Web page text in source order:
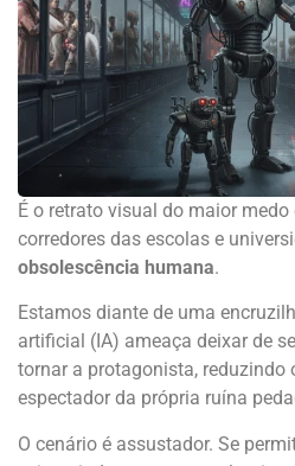
É o retrato visual do maior
corredores das escolas e
obsolescência humana.
Estamos diante de uma
artificial (IA) ameaça deixar de
tornar a protagonista, reduzindo
espectador da própria ruína
O cenário é assustador. Se